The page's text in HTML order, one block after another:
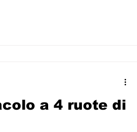
a 4 ruote di